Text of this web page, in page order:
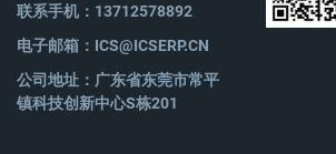
联系手机：13712578892
电子邮箱： ICS@ICSERP.CN
公司地址：广东省东莞市常平
镇科技创新中心S栋201